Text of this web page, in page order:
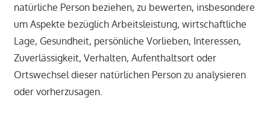
natürliche Person beziehen, zu bewerten, insbesondere
um Aspekte bezüglich Arbeitsleistung, wirtschaftliche
Lage, Gesundheit, persönliche Vorlieben, Interessen,
Zuverlässigkeit, Verhalten, Aufenthaltsort oder
Ortswechsel dieser natürlichen Person zu analysieren
oder vorherzusagen.